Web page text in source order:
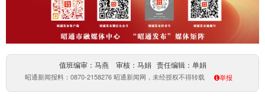
值班编审：马燕 审核：马娟 责任编辑：单娟
昭通新闻报料：0870-2158276 昭通新闻网，未经授权不得转载 举报